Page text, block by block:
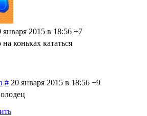
января 2015 в 18:56 +7
коньках кататься
# 20 января 2015 в 18:56 +9